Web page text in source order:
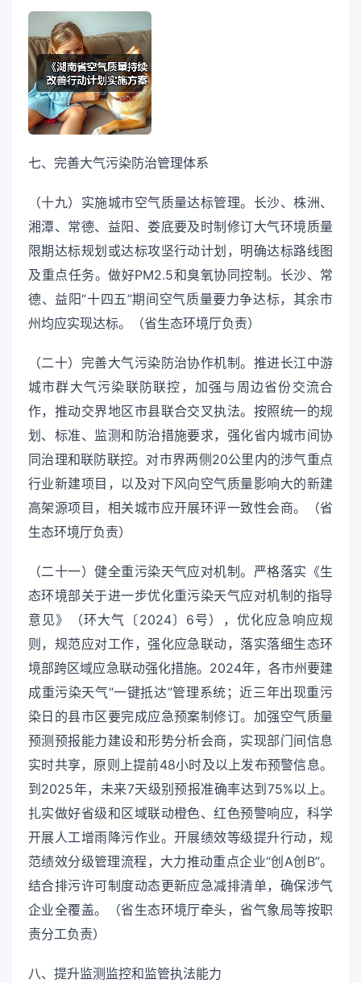
七、完善大气污染防治管理体系
（十九）实施城市空气质量达标管理。长沙、株洲、
湘潭、常德、益阳、娄底要及时制修订大气环境质量
限期达标规划或达标攻坚行动计划，明确达标路线图
及重点任务。做好PM2.5和臭氧协同控制。长沙、常
德、益阳“十四五”期间空气质量要力争达标，其余市
州均应实现达标。（省生态环境厅负责）
（二十）完善大气污染防治协作机制。推进长江中游
城市群大气污染联防联控，加强与周边省份交流合
作，推动交界地区市县联合交叉执法。按照统一的规
划、标准、监测和防治措施要求，强化省内城市间协
同治理和联防联控。对市界两侧20公里内的涉气重点
行业新建项目，以及对下风向空气质量影响大的新建
高架源项目，相关城市应开展环评一致性会商。（省
生态环境厅负责）
（二十一）健全重污染天气应对机制。严格落实《生
态环境部关于进一步优化重污染天气应对机制的指导
意见》（环大气〔2024〕6号），优化应急响应规
则，规范应对工作，强化应急联动，落实落细生态环
境部跨区域应急联动强化措施。2024年，各市州要建
成重污染天气“一键抵达”管理系统；近三年出现重污
染日的县市区要完成应急预案制修订。加强空气质量
预测预报能力建设和形势分析会商，实现部门间信息
实时共享，原则上提前48小时及以上发布预警信息。
到2025年，未来7天级别预报准确率达到75%以上。
扎实做好省级和区域联动橙色、红色预警响应，科学
开展人工增雨降污作业。开展绩效等级提升行动，规
范绩效分级管理流程，大力推动重点企业“创A创B”。
结合排污许可制度动态更新应急减排清单，确保涉气
企业全覆盖。（省生态环境厅牵头，省气象局等按职
责分工负责）
八、提升监测监控和监管执法能力